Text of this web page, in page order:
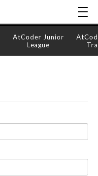
AtCoder Junior
League